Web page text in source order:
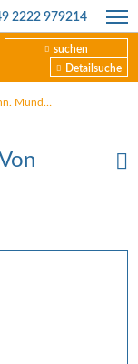
2222 979214
suchen
Detailsuche
Weser-Radweg, 1. Etappe: Von Hann. Münden bis Höxter